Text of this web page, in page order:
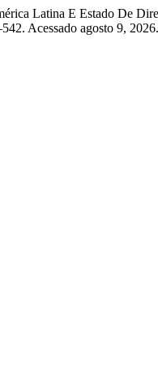
Latina E Estado De
Acessado agosto 9,